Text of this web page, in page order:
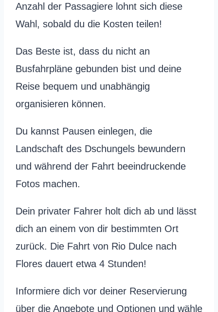
Anzahl der Passagiere lohnt sich diese
Wahl, sobald du die Kosten teilen!
Das Beste ist, dass du nicht an
Busfahrpläne gebunden bist und deine
Reise bequem und unabhängig
organisieren können.
Du kannst Pausen einlegen, die
Landschaft des Dschungels bewundern
und während der Fahrt beeindruckende
Fotos machen.
Dein privater Fahrer holt dich ab und lässt
dich an einem von dir bestimmten Ort
zurück. Die Fahrt von Rio Dulce nach
Flores dauert etwa 4 Stunden!
Informiere dich vor deiner Reservierung
über die Angebote und Optionen und wähle